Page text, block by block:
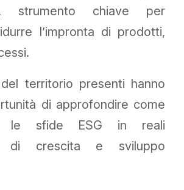
strumento chiave per
l’impronta di prodotti,
territorio presenti hanno
di approfondire come
le sfide ESG in reali
di crescita e sviluppo